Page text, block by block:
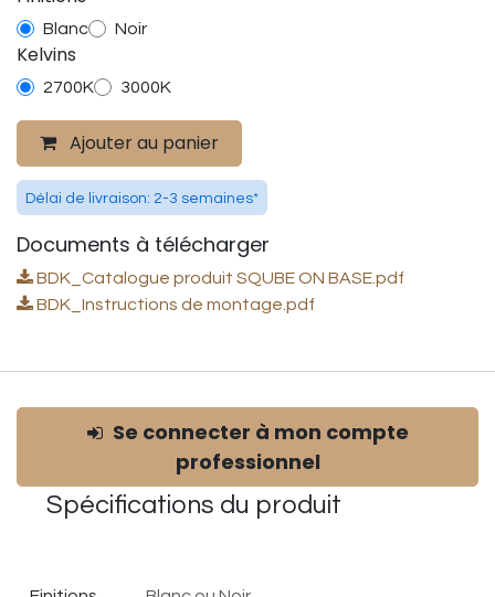
Blanc Noir
Kelvins
2700K 3000K
Ajouter au panier
Délai de livraison: 2-3 semaines*
Documents à télécharger
BDK_Catalogue produit SQUBE ON BASE.pdf
BDK_Instructions de montage.pdf
Se connecter à mon compte
professionnel
Spécifications du produit